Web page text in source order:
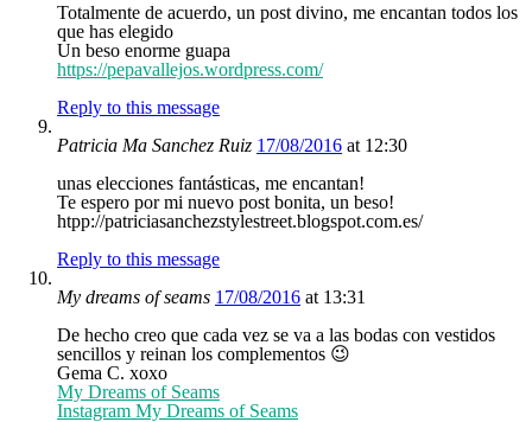
Totalmente de acuerdo, un post divino, me encantan todos los
que has elegido
Un beso enorme guapa
https://pepavallejos.wordpress.com/
Reply to this message
Patricia Ma Sanchez Ruiz 17/08/2016 at 12:30
unas elecciones fantásticas, me encantan!
Te espero por mi nuevo post bonita, un beso!
htpp://patriciasanchezstylestreet.blogspot.com.es/
Reply to this message
My dreams of seams 17/08/2016 at 13:31
De hecho creo que cada vez se va a las bodas con vestidos
sencillos y reinan los complementos 😉
Gema C. xoxo
My Dreams of Seams
Instagram My Dreams of Seams